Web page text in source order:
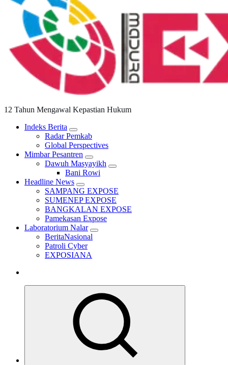
12 Tahun Mengawal Kepastian Hukum
Indeks Berita
Radar Pemkab
Global Perspectives
Mimbar Pesantren
Dawuh Masyayikh
Bani Rowi
Headline News
SAMPANG EXPOSE
SUMENEP EXPOSE
BANGKALAN EXPOSE
Pamekasan Expose
Laboratorium Nalar
BeritaNasional
Patroli Cyber
EXPOSIANA